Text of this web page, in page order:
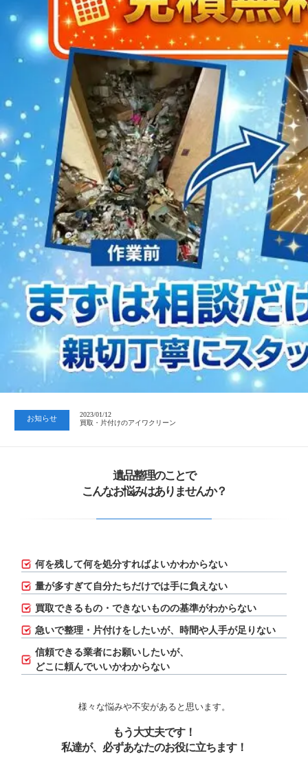
お知らせ
2023/01/12
買取・片付けのアイワクリーン
2023/07/24
中日新聞 岐阜版「空き家対策SOS」コーナーに掲載いただきまし…
2023/01/12
買取・片付けのアイワクリーン
遺品整理のことで
こんなお悩みはありませんか？
何を残して何を処分すればよいかわからない
量が多すぎて自分たちだけでは手に負えない
買取できるもの・できないものの基準がわからない
急いで整理・片付けをしたいが、 時間や人手が足りない
信頼できる業者にお願いしたいが、
どこに頼んでいいかわからない
様々な悩みや不安があると思います。
もう大丈夫です！
私達が、必ずあなたのお役に立ちます！